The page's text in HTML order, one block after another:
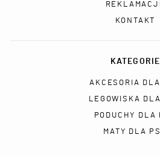
KONTAKT
KATEGORIE
AKCESORIA
LEGOWISKA
PODUCHY DLA
MATY DLA